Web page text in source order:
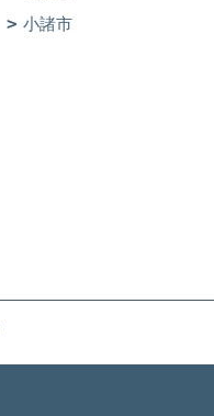
小諸市